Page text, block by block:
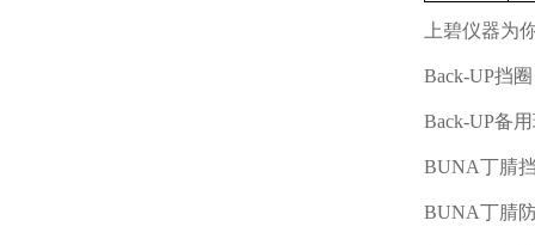
上碧仪器为
Back-UP挡圈
Back-UP备
BUNA丁腈
BUNA丁腈